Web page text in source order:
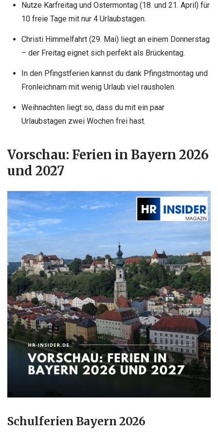
Nutze Karfreitag und Ostermontag (18. und 21. April) für
10 freie Tage mit nur 4 Urlaubstagen.
Christi Himmelfahrt (29. Mai) liegt an einem Donnerstag
– der Freitag eignet sich perfekt als Brückentag.
In den Pfingstferien kannst du dank Pfingstmontag und
Fronleichnam mit wenig Urlaub viel rausholen.
Weihnachten liegt so, dass du mit ein paar
Urlaubstagen zwei Wochen frei hast.
Vorschau: Ferien in Bayern 2026
und 2027
Schulferien Bayern 2026